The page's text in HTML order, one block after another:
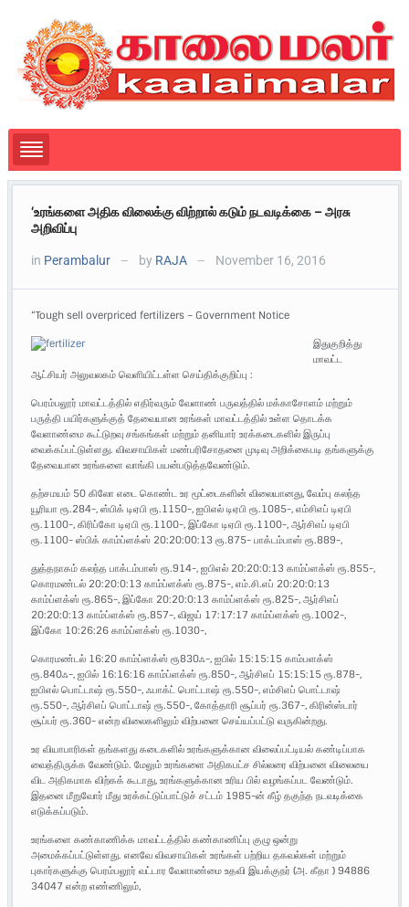
‘உரங்களை அதிக விலைக்கு விற்றால் கடும் நடவடிக்கை – அரசு
அறிவிப்பு
in Perambalur — by RAJA — November 16, 2016
“Tough sell overpriced fertilizers – Government Notice
இதுகுறித்து
மாவட்ட
ஆட்சியர் அலுவலகம் வெளியிட்டள்ள செய்திக்குறிப்பு :
பெரம்பலூர் மாவட்டத்தில் எதிர்வரும் வேளாண் பருவத்தில் மக்காசோளம் மற்றும்
பருத்தி பயிர்களுக்குத் தேவையான உரங்கள் மாவட்டத்தில் உள்ள தொடக்க
வேளாண்மை கூட்டுறவு சங்கங்கள் மற்றும் தனியார் உரக்கடைகளில் இருப்பு
வைக்கப்பட்டுள்ளது. விவசாயிகள் மண்பரிசோதனை முடிவு அறிக்கைபடி தங்களுக்கு
தேவையான உரங்களை வாங்கி பயன்படுத்தவேண்டும்.
தற்சமயம் 50 கிலோ எடை கொண்ட உர மூட்டைகளின் விலையானது, வேம்பு கலந்த
யூரியா ரூ.284-, ஸ்பிக் டிஏபி ரூ.1150-, ஐபிஎல் டிஏபி ரூ.1085-, எம்சிஎப் டிஏபி
ரூ.1100-, கிரிப்கோ டிஏபி ரூ.1100-, இப்கோ டிஏபி ரூ.1100-, ஆர்சிஎப் டிஏபி
ரூ.1100- ஸ்பிக் காம்ப்ளக்ஸ் 20:20:00:13 ரூ.875- பாக்டம்பாஸ் ரூ.889-,
துத்தநாகம் கலந்த பாக்டம்பாஸ் ரூ.914-, ஐபிஎல் 20:20:0:13 காம்ப்ளக்ஸ் ரூ.855-,
கொரமண்டல் 20:20:0:13 காம்ப்ளக்ஸ் ரூ.875-, எம்.சி.எப் 20:20:0:13
காம்ப்ளக்ஸ் ரூ.865-, இப்கோ 20:20:0:13 காம்ப்ளக்ஸ் ரூ.825-, ஆர்சிஎப்
20:20:0:13 காம்ப்ளக்ஸ் ரூ.857-, விஜய் 17:17:17 காம்ப்ளக்ஸ் ரூ.1002-,
இப்கோ 10:26:26 காம்ப்ளக்ஸ் ரூ.1030-,
கொரமண்டல் 16:20 காம்ப்ளக்ஸ் ரூ830ஃ-, ஐபில் 15:15:15 காம்பளக்ஸ்
ரூ.840ஃ-, ஐபில் 16:16:16 காம்ப்ளக்ஸ் ரூ.850-, ஆர்சிஎப் 15:15:15 ரூ.878-,
ஐபிஎல் பொட்டாஷ் ரூ.550-, ஃபாக்ட் பொட்டாஷ் ரூ.550-, எம்சிஎப் பொட்டாஷ்
ரூ.550-, ஆர்சிஎப் பொட்டாஷ் ரூ.550-, கோத்தாரி சூப்பர் ரூ.367-, கிரின்ஸ்டார்
சூப்பர் ரூ.360- என்ற விலைகளிலும் விற்பனை செய்யப்பட்டு வருகின்றது.
உர வியாபாரிகள் தங்களது கடைகளில் உரங்களுக்கான விலைப்பட்டியல் கண்டிப்பாக
வைத்திருக்க வேண்டும். மேலும் உரங்களை அதிகபட்ச சில்லரை விற்பனை விலையை
விட அதிகமாக விற்கக் கூடாது, உரங்களுக்கான உரிய பில் வழங்கப்பட வேண்டும்.
இதனை மீறுவோர் மீது உரக்கட்டுப்பாட்டுச் சட்டம் 1985-ன் கீழ் தகுந்த நடவடிக்கை
எடுக்கப்படும்.
உரங்களை கண்காணிக்க மாவட்டத்தில் கண்காணிப்பு குழு ஒன்று
அமைக்கப்பட்டுள்ளது. எனவே விவசாயிகள் உரங்கள் பற்றிய தகவல்கள் மற்றும்
புகார்களுக்கு பெரம்பலூர் வட்டார வேளாண்மை உதவி இயக்குநர் (அ. கீதா ) 94886
34047 என்ற எண்ணிலும்,